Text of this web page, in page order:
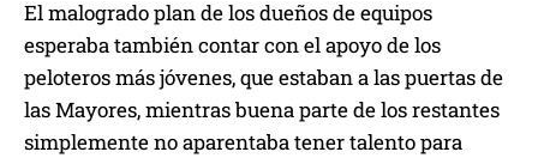
El malogrado plan de los dueños de equipos
esperaba también contar con el apoyo de los
peloteros más jóvenes, que estaban a las puertas de
las Mayores, mientras buena parte de los restantes
simplemente no aparentaba tener talento para